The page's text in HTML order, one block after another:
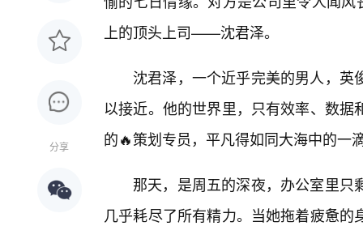
分享
上的顶头上司——沈君泽。
沈君泽，一个近乎完美的男人，
以接近。他的世界里，只有效率、数
的🔥策划专员，平凡得如同大海中的一
那天，是周五的深夜，办公室里
几乎耗尽了所有精力。当她拖着疲惫